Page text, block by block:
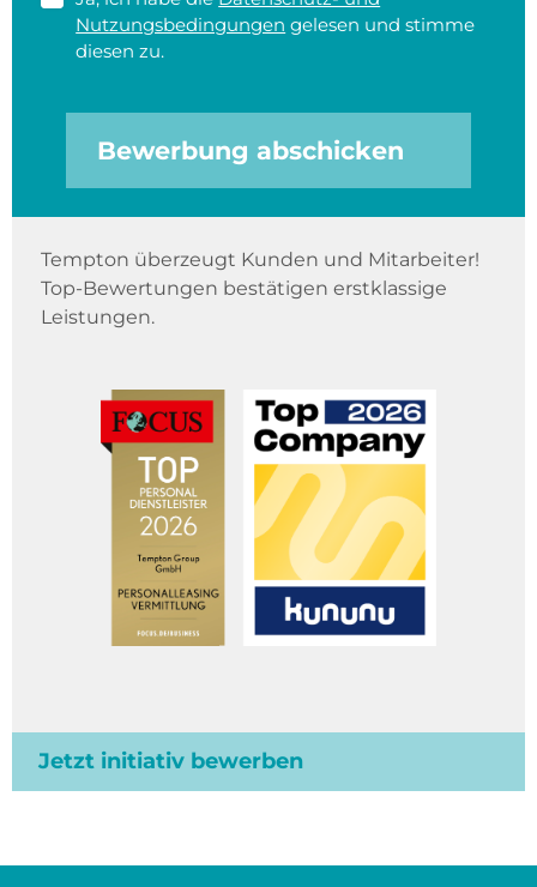
Nutzungsbedingungen gelesen und stimme
diesen zu.
Bewerbung abschicken
Tempton überzeugt Kunden und Mitarbeiter!
Top-Bewertungen bestätigen erstklassige
Leistungen.
Jetzt initiativ bewerben